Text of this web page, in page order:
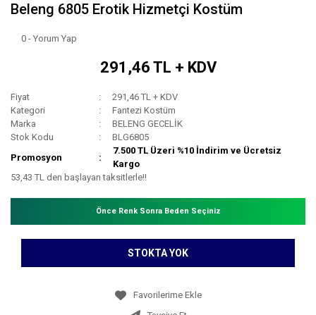
Beleng 6805 Erotik Hizmetçi Kostüm
0 - Yorum Yap
291,46 TL + KDV
Fiyat
291,46 TL + KDV
Kategori
Fantezi Kostüm
Marka
BELENG GECELİK
Stok Kodu
BLG6805
Promosyon
7.500 TL Üzeri %10 İndirim ve Ücretsiz
Kargo
53,43 TL den başlayan taksitlerle!!
Önce Renk Sonra Beden Seçiniz
STOKTA YOK